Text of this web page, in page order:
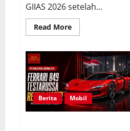
GIIAS 2026 setelah...
Read MoreRead
more
Resmi
Seltos
2026
di
GIIAS,
Simak
Varian,
Fitur,
Berita Mobil